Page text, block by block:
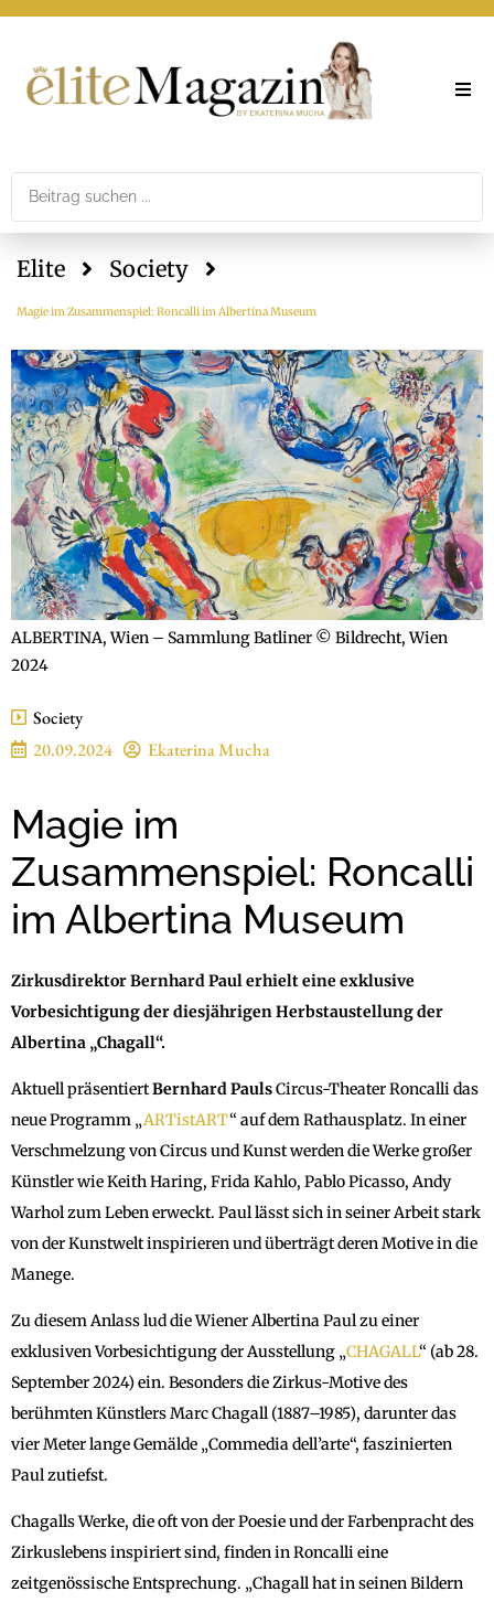
Elite Society
Magie im Zusammenspiel: Roncalli im Albertina Museum
ALBERTINA, Wien – Sammlung Batliner © Bildrecht, Wien
2024
Society
20.09.2024
Ekaterina Mucha
Magie im
Zusammenspiel: Roncalli
im Albertina Museum
Zirkusdirektor Bernhard Paul erhielt eine exklusive
Vorbesichtigung der diesjährigen Herbstaustellung der
Albertina „Chagall“.
Aktuell präsentiertBernhard PaulsCircus-Theater Roncalli das
neue Programm „ARTistART“ auf dem Rathausplatz. In einer
Verschmelzung von Circus und Kunst werden die Werke großer
Künstler wie Keith Haring, Frida Kahlo, Pablo Picasso, Andy
Warhol zum Leben erweckt. Paul lässt sich in seiner Arbeit stark
von der Kunstwelt inspirieren und überträgt deren Motive in die
Manege.
Zu diesem Anlass lud die Wiener Albertina Paul zu einer
exklusiven Vorbesichtigung der Ausstellung „CHAGALL“ (ab 28.
September 2024) ein. Besonders die Zirkus-Motive des
berühmten Künstlers Marc Chagall (1887–1985), darunter das
vier Meter lange Gemälde „Commedia dell’arte“, faszinierten
Paul zutiefst.
Chagalls Werke, die oft von der Poesie und der Farbenpracht des
Zirkuslebens inspiriert sind, finden in Roncalli eine
zeitgenössische Entsprechung. „Chagall hat in seinen Bildern